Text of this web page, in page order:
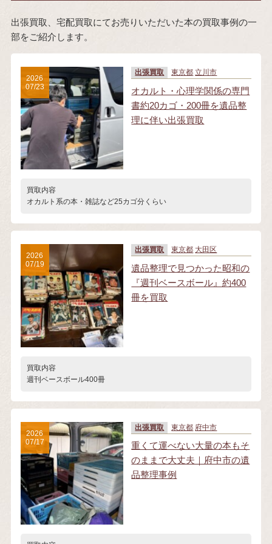
出張買取、宅配買取にてお売りいただいた本の買取事例の一
部をご紹介します。
出張買取 東京都 立川市
オカルト・心理学関係の専門
書約20カゴ・200冊を遺品整
理に伴い出張買取
買取内容
オカルト系の本・雑誌など25カゴ分くらい
2026
07/23
出張買取 東京都 大田区
遺品整理で見つかった昭和の
『週刊ベースボール』約400
冊を買取
買取内容
週刊ベースボール400冊
2026
07/19
出張買取 東京都 府中市
重くて運べない大量の本もそ
のままで大丈夫｜府中市の遺
品整理事例
2026
07/17